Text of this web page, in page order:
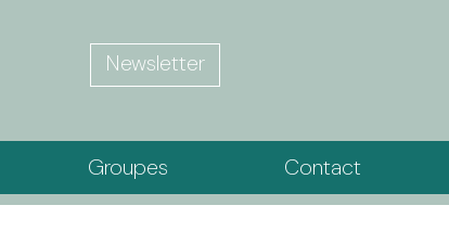
Newsletter
Groupes Contact